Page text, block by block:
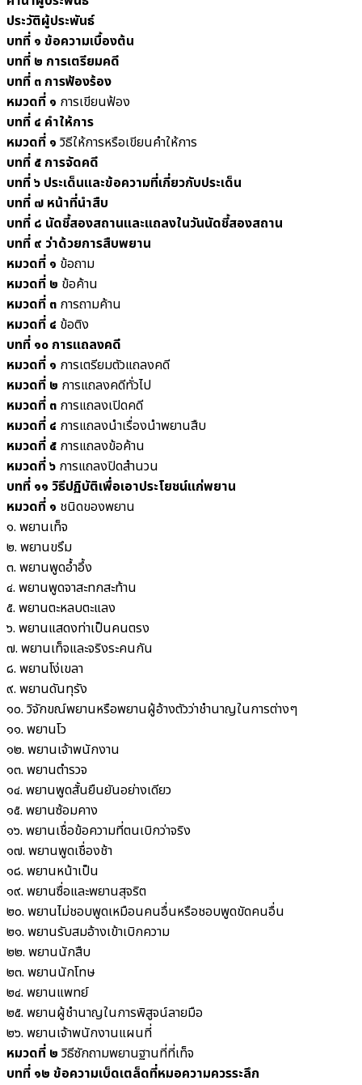
ประวัติผู้ประพันธ์
บทที่ ๑ ข้อความเบื้องต้น
บทที่ ๒ การเตรียมคดี
บทที่ ๓ การฟ้องร้อง
หมวดที่ ๑ การเขียนฟ้อง
บทที่ ๔ คำให้การ
หมวดที่ ๑ วิธีให้การหรือเขียนคำให้การ
บทที่ ๕ การจัดคดี
บทที่ ๖ ประเด็นและข้อความที่เกี่ยวกับประเด็น
บทที่ ๗ หน้าที่นำสืบ
บทที่ ๘ นัดชี้สองสถานและแถลงในวันนัดชี้สองสถาน
บทที่ ๙ ว่าด้วยการสืบพยาน
หมวดที่ ๑ ข้อถาม
หมวดที่ ๒ ข้อค้าน
หมวดที่ ๓ การถามค้าน
หมวดที่ ๔ ข้อติง
บทที่ ๑๐ การแถลงคดี
หมวดที่ ๑ การเตรียมตัวแถลงคดี
หมวดที่ ๒ การแถลงคดีทั่วไป
หมวดที่ ๓ การแถลงเปิดคดี
หมวดที่ ๔ การแถลงนำเรื่องนำพยานสืบ
หมวดที่ ๕ การแถลงข้อค้าน
หมวดที่ ๖ การแถลงปิดสำนวน
บทที่ ๑๑ วิธีปฏิบัติเพื่อเอาประโยชน์แก่พยาน
หมวดที่ ๑ ชนิดของพยาน
๑. พยานเท็จ
๒. พยานขรึม
๓. พยานพูดอ้ำอึ้ง
๔. พยานพูดจาสะทกสะท้าน
๕. พยานตะหลบตะแลง
๖. พยานแสดงท่าเป็นคนตรง
๗. พยานเท็จและจริงระคนกัน
๘. พยานโง่เขลา
๙. พยานดันทุรัง
๑๐. วิจักขณ์พยานหรือพยานผู้อ้างตัวว่าชำนาญในการต่างๆ
๑๑. พยานโว
๑๒. พยานเจ้าพนักงาน
๑๓. พยานตำรวจ
๑๔. พยานพูดสั้นยืนยันอย่างเดียว
๑๕. พยานซ้อมคาง
๑๖. พยานเชื่อข้อความที่ตนเบิกว่าจริง
๑๗. พยานพูดเชื่องช้า
๑๘. พยานหน้าเป็น
๑๙. พยานซื่อและพยานสุจริต
๒๐. พยานไม่ชอบพูดเหมือนคนอื่นหรือชอบพูดขัดคนอื่น
๒๑. พยานรับสมอ้างเข้าเบิกความ
๒๒. พยานนักสืบ
๒๓. พยานนักโทษ
๒๔. พยานแพทย์
๒๕. พยานผู้ชำนาญในการพิสูจน์ลายมือ
๒๖. พยานเจ้าพนักงานแผนที่
หมวดที่ ๒ วิธีซักถามพยานฐานที่ที่เท็จ
บทที่ ๑๒ ข้อความเบ็ดเตล็ดที่หมอความควรระลึก